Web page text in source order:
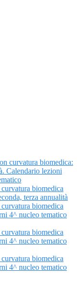
curvatura biomedica:
Calendario lezioni
biomedica
terza annualità
biomedica
4^ nucleo tematico
biomedica
4^ nucleo tematico
biomedica
4^ nucleo tematico